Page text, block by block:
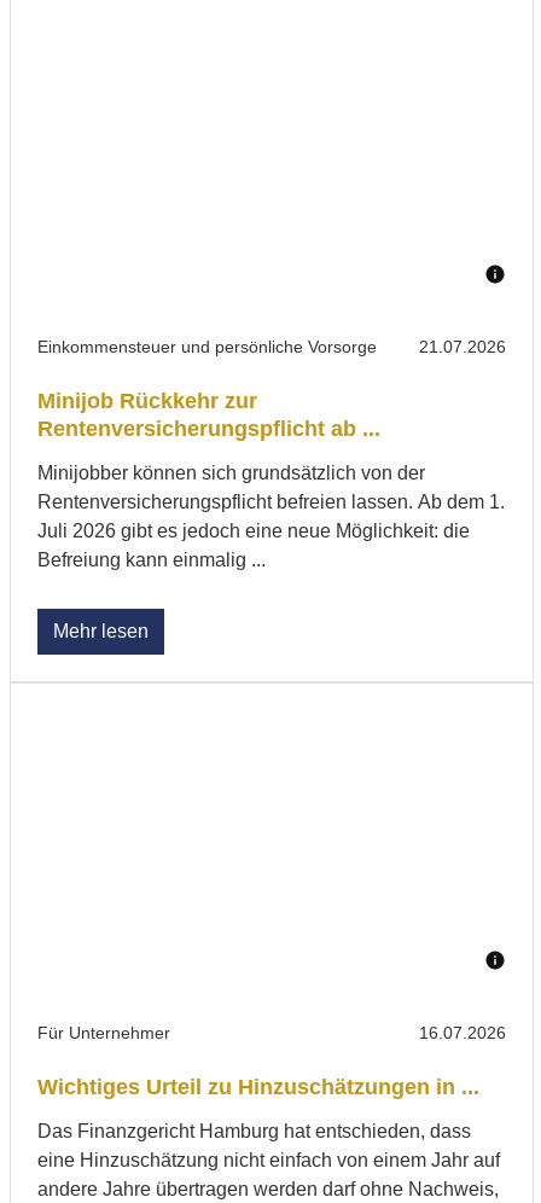
Einkommensteuer und persönliche Vorsorge 21.07.2026
Minijob Rückkehr zur
Rentenversicherungspflicht ab ...
Minijobber können sich grundsätzlich von der
Rentenversicherungspflicht befreien lassen. Ab dem 1.
Juli 2026 gibt es jedoch eine neue Möglichkeit: die
Befreiung kann einmalig ...
Mehr lesen
Für Unternehmer 16.07.2026
Wichtiges Urteil zu Hinzuschätzungen in ...
Das Finanzgericht Hamburg hat entschieden, dass
eine Hinzuschätzung nicht einfach von einem Jahr auf
andere Jahre übertragen werden darf ohne Nachweis,